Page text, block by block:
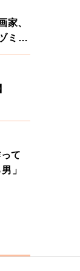
家、
ミさ
て
」